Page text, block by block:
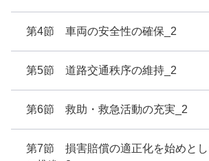
第4節 車両の安全性の確保_2
第5節 道路交通秩序の維持_2
第6節 救助・救急活動の充実_2
第7節 損害賠償の適正化を始めとし